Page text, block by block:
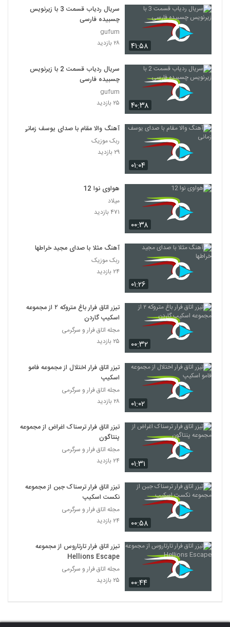
۴۱:۵۸
سریال ردیاب قسمت 3 با زیرنویس
چسبیده فارسی
gufum
۲۸ بازدید
۴۰:۳۸
سریال ردیاب قسمت 2 با زیرنویس
چسبیده فارسی
gufum
۲۵ بازدید
۰۱:۰۴
آهنگ والا مقام با صدای یوسف زمانی
ربک موزیک
۲۹ بازدید
۰۰:۳۸
هواوی نوا 12
میلاد
۴۷۱ بازدید
۰۱:۲۶
آهنگ مثلا با صدای مجید خراطها
ربک موزیک
۲۴ بازدید
۰۰:۳۲
تیزر اتاق فرار باغ متروکه ۲ از مجموعه
اسکیپ گاردن
مجله اتاق فرار و سرگرمی
۲۵ بازدید
۰۱:۰۲
تیزر اتاق فرار اختلال از مجموعه فامو
اسکیپ
مجله اتاق فرار و سرگرمی
۲۸ بازدید
۰۱:۳۱
تیزر اتاق فرار ترسناک اغراض از مجموعه
پنتاگون
مجله اتاق فرار و سرگرمی
۲۴ بازدید
۰۰:۵۸
تیزر اتاق فرار ترسناک جبن از مجموعه
نکست اسکیپ
مجله اتاق فرار و سرگرمی
۲۴ بازدید
۰۰:۴۴
تیزر اتاق فرار تارتاروس از مجموعه
Hellions Escape
مجله اتاق فرار و سرگرمی
۲۵ بازدید